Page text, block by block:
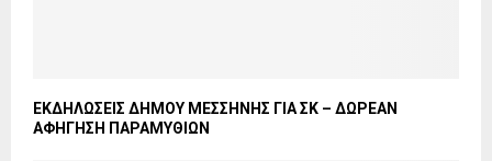
ΕΚΔΗΛΩΣΕΙΣ ΔΗΜΟΥ ΜΕΣΣΗΝΗΣ ΓΙΑ ΣΚ – ΔΩΡΕΑΝ
ΑΦΗΓΗΣΗ ΠΑΡΑΜΥΘΙΩΝ